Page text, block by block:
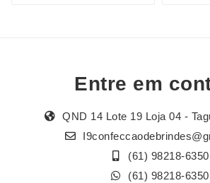
Entre em
QND 14 Lote 19 Loja 04 -
(61) 98218-6350
(61) 98218-6350